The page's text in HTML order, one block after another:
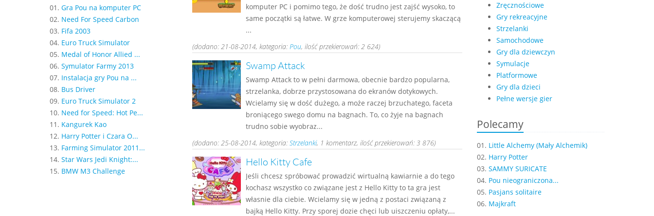
01. Gra Pou na komputer PC
02. Need For Speed Carbon
03. Fifa 2003
04. Euro Truck Simulator
05. Medal of Honor Allied ...
06. Symulator Farmy 2013
07. Instalacja gry Pou na ...
08. Bus Driver
09. Euro Truck Simulator 2
10. Need for Speed: Hot Pe...
11. Kangurek Kao
12. Harry Potter i Czara O...
13. Farming Simulator 2011...
14. Star Wars Jedi Knight:...
15. BMW M3 Challenge
komputer PC i pomimo tego, że dość trudno jest zajść wysoko, to
same początki są łatwe. W grze komputerowej sterujemy skaczącą
...
(dodano: 21-08-2014, kategoria: Pou, ilość przekierowań: 2 624)
Swamp Attack
Swamp Attack to w pełni darmowa, obecnie bardzo popularna,
strzelanka, dobrze przystosowana do ekranów dotykowych.
Wcielamy się w dość dużego, a może raczej brzuchatego, faceta
broniącego swego domu na bagnach. To, co żyje na bagnach
trudno sobie wyobraz...
(dodano: 25-08-2014, kategoria: Strzelanki, 1 komentarz, ilość przekierowań: 3 876)
Hello Kitty Cafe
Jeśli chcesz spróbować prowadzić wirtualną kawiarnie a do tego
kochasz wszystko co związane jest z Hello Kitty to ta gra jest
własnie dla ciebie. Wcielamy się w jedną z postaci związaną z
bajką Hello Kitty. Przy sporej dozie chęci lub uiszczeniu opłaty,...
Zręcznościowe
Gry rekreacyjne
Strzelanki
Samochodowe
Gry dla dziewczyn
Symulacje
Platformowe
Gry dla dzieci
Pełne wersje gier
Polecamy
01. Little Alchemy (Mały Alchemik)
02. Harry Potter
03. SAMMY SURICATE
04. Pou nieograniczona...
05. Pasjans solitaire
06. Majkraft